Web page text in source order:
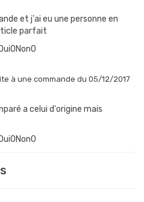
et j'ai eu une personne en
parfait
0Non0
à une commande du 05/12/2017
a celui d'origine mais
0Non0